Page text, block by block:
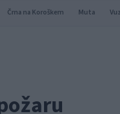
Črna na Koroškem Muta